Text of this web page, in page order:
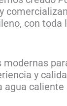
con toda
y